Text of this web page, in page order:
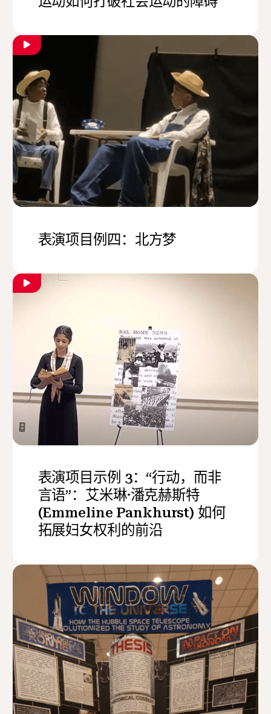
表演项目例四：北方梦
表演项目示例 3：“行动，而非
言语”：艾米琳·潘克赫斯特
(Emmeline Pankhurst) 如何
拓展妇女权利的前沿